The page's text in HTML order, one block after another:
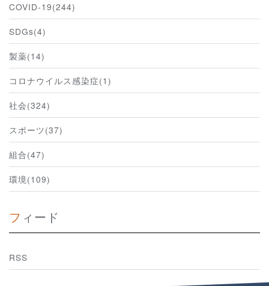
COVID-19(244)
SDGs(4)
製薬(14)
コロナウイルス感染症(1)
社会(324)
スポーツ(37)
組合(47)
環境(109)
フィード
RSS